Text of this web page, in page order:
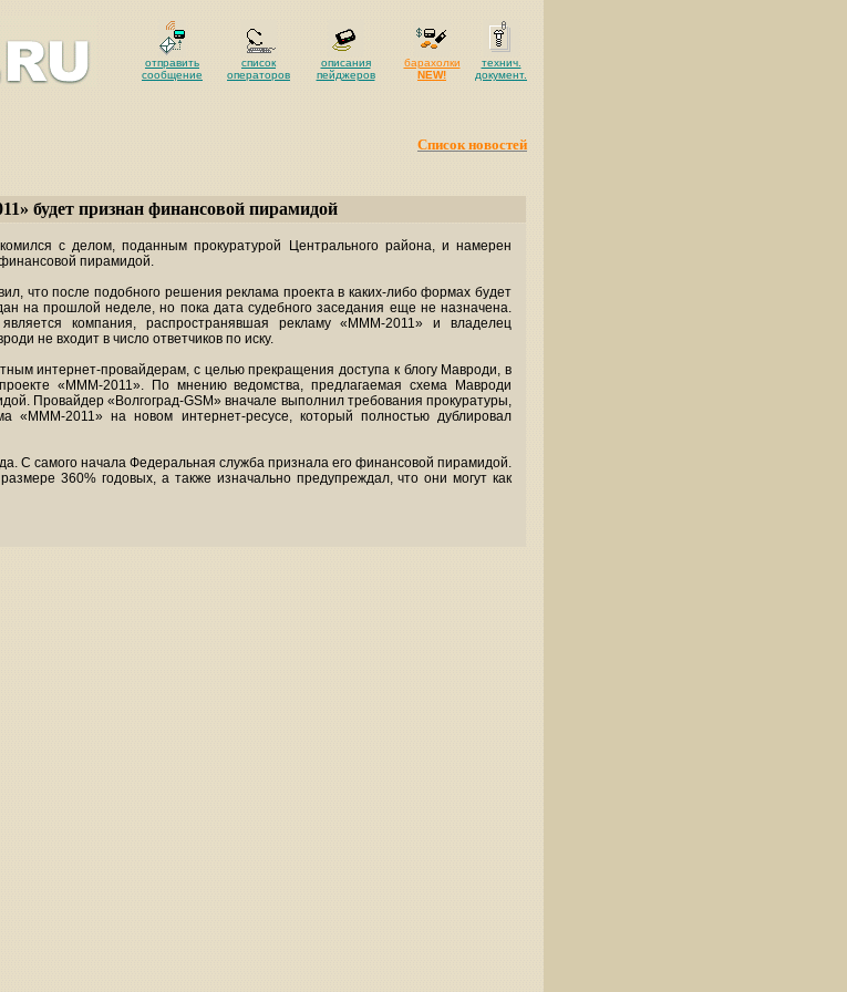
отправить
сообщение
список
операторов
описания
пейджеров
барахолки
NEW!
технич.
документ.
Список новостей
будет признан финансовой пирамидой
с делом, поданным прокуратурой Центрального района, и намерен
пирамидой.
что после подобного решения реклама проекта в каких-либо формах будет
на прошлой неделе, но пока дата судебного заседания еще не назначена.
компания, распространявшая рекламу «МММ-2011» и владелец
не входит в число ответчиков по иску.
интернет-провайдерам, с целью прекращения доступа к блогу Мавроди, в
«МММ-2011». По мнению ведомства, предлагаемая схема Мавроди
Провайдер «Волгоград-GSM» вначале выполнил требования прокуратуры,
«МММ-2011» на новом интернет-ресусе, который полностью дублировал
С самого начала Федеральная служба признала его финансовой пирамидой.
360% годовых, а также изначально предупреждал, что они могут как